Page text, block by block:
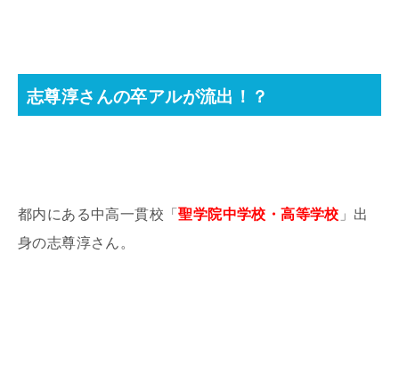
志尊淳さんの卒アルが流出！？
都内にある中高一貫校「聖学院中学校・高等学校 」出
身の志尊淳さん。